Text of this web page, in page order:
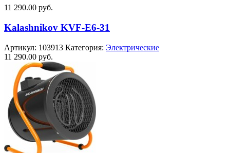
11 290.00 руб.
Kalashnikov KVF-E6-31
Артикул: 103913 Категория: Электрические
11 290.00 руб.